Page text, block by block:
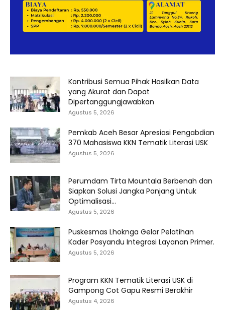
Kontribusi Semua Pihak Hasilkan Data
yang Akurat dan Dapat
Dipertanggungjawabkan
Agustus 5, 2026
Pemkab Aceh Besar Apresiasi Pengabdian
370 Mahasiswa KKN Tematik Literasi USK
Agustus 5, 2026
Perumdam Tirta Mountala Berbenah dan
Siapkan Solusi Jangka Panjang Untuk
Optimalisasi...
Agustus 5, 2026
Puskesmas Lhoknga Gelar Pelatihan
Kader Posyandu Integrasi Layanan Primer.
Agustus 5, 2026
Program KKN Tematik Literasi USK di
Gampong Cot Gapu Resmi Berakhir
Agustus 4, 2026